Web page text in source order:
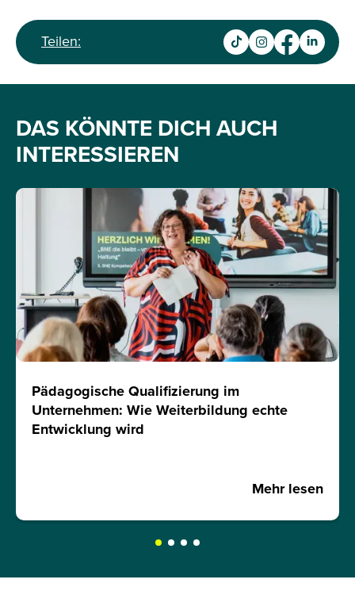
Teilen:
DAS KÖNNTE DICH AUCH
INTERESSIEREN
Pädagogische Qualifizierung im
Unternehmen: Wie Weiterbildung echte
Entwicklung wird
Mehr lesen